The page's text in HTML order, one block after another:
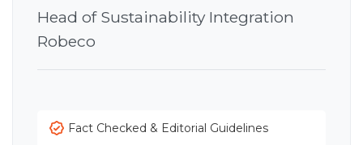
Head of Sustainability Integration
Robeco
Fact Checked & Editorial Guidelines